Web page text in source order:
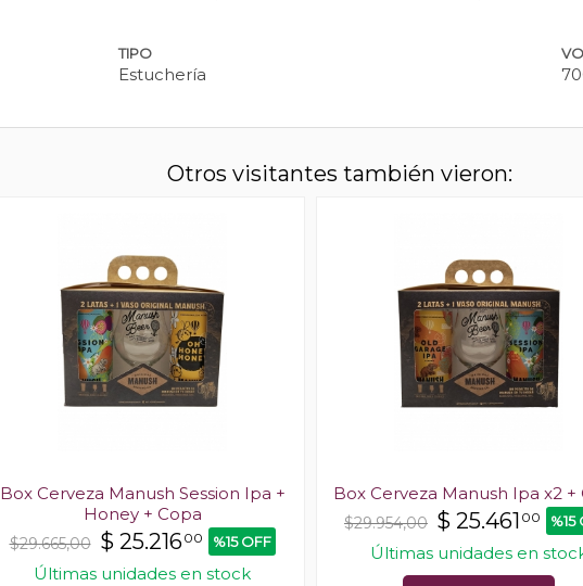
TIPO
Estuchería
Otros visitantes también vieron:
Box Cerveza Manush Session Ipa +
Honey + Copa
$29.665,00 $ 25.21600 %15 OFF
Últimas unidades en stock
Box Cerveza Manush Ipa x2 +
$29.954,00 $ 25.461 00 %15
Últimas unidades en